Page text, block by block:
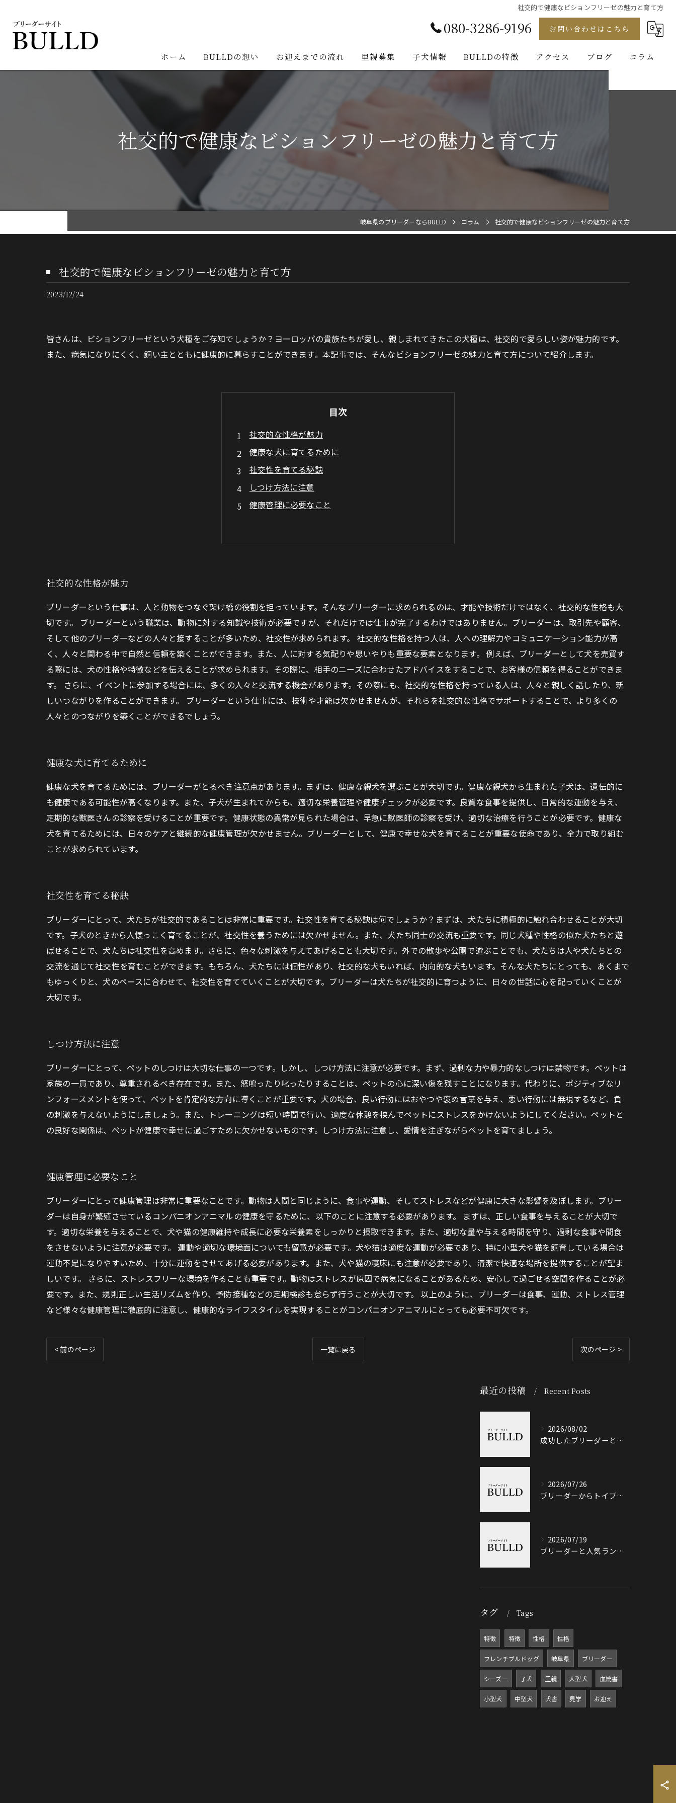
社交的で健康なビションフリーゼの魅力と育て方
080-3286-9196 お問い合わせはこちら
ホーム BULLDの想い お迎えまでの流れ 里親募集 子犬情報 BULLDの特徴
ビションフリーゼ
アクセス ブログ コラム
社交的で健康なビションフリーゼの魅力と育て方
岐阜県のブリーダーならBULLD コラム 社交的で健康なビションフリーゼの魅力と育て方
社交的で健康なビションフリーゼの魅力と育て方
2023/12/24
皆さんは、ビションフリーゼという犬種をご存知でしょうか？ヨーロッパの貴族たちが愛し、親しまれてきたこの犬種は、社交的で愛らしい姿が魅力的です。
また、病気になりにくく、飼い主とともに健康的に暮らすことができます。本記事では、そんなビションフリーゼの魅力と育て方について紹介します。
目次
社交的な性格が魅力
健康な犬に育てるために
社交性を育てる秘訣
しつけ方法に注意
健康管理に必要なこと
社交的な性格が魅力
ブリーダーという仕事は、人と動物をつなぐ架け橋の役割を担っています。そんなブリーダーに求められるのは、才能や技術だけではなく、社交的な性格も大
切です。 ブリーダーという職業は、動物に対する知識や技術が必要ですが、それだけでは仕事が完了するわけではありません。ブリーダーは、取引先や顧客、
そして他のブリーダーなどの人々と接することが多いため、社交性が求められます。 社交的な性格を持つ人は、人への理解力やコミュニケーション能力が高
く、人々と関わる中で自然と信頼を築くことができます。また、人に対する気配りや思いやりも重要な要素となります。 例えば、ブリーダーとして犬を売買す
る際には、犬の性格や特徴などを伝えることが求められます。その際に、相手のニーズに合わせたアドバイスをすることで、お客様の信頼を得ることができま
す。 さらに、イベントに参加する場合には、多くの人々と交流する機会があります。その際にも、社交的な性格を持っている人は、人々と親しく話したり、新
しいつながりを作ることができます。 ブリーダーという仕事には、技術や才能は欠かせませんが、それらを社交的な性格でサポートすることで、より多くの
人々とのつながりを築くことができるでしょう。
健康な犬に育てるために
健康な犬を育てるためには、ブリーダーがとるべき注意点があります。まずは、健康な親犬を選ぶことが大切です。健康な親犬から生まれた子犬は、遺伝的に
も健康である可能性が高くなります。また、子犬が生まれてからも、適切な栄養管理や健康チェックが必要です。良質な食事を提供し、日常的な運動を与え、
定期的な獣医さんの診察を受けることが重要です。健康状態の異常が見られた場合は、早急に獣医師の診察を受け、適切な治療を行うことが必要です。健康な
犬を育てるためには、日々のケアと継続的な健康管理が欠かせません。ブリーダーとして、健康で幸せな犬を育てることが重要な使命であり、全力で取り組む
ことが求められています。
社交性を育てる秘訣
ブリーダーにとって、犬たちが社交的であることは非常に重要です。社交性を育てる秘訣は何でしょうか？まずは、犬たちに積極的に触れ合わせることが大切
です。子犬のときから人懐っこく育てることが、社交性を養うためには欠かせません。また、犬たち同士の交流も重要です。同じ犬種や性格の似た犬たちと遊
ばせることで、犬たちは社交性を高めます。さらに、色々な刺激を与えてあげることも大切です。外での散歩や公園で遊ぶことでも、犬たちは人や犬たちとの
交流を通じて社交性を育むことができます。もちろん、犬たちには個性があり、社交的な犬もいれば、内向的な犬もいます。そんな犬たちにとっても、あくまで
もゆっくりと、犬のペースに合わせて、社交性を育てていくことが大切です。ブリーダーは犬たちが社交的に育つように、日々の世話に心を配っていくことが
大切です。
しつけ方法に注意
ブリーダーにとって、ペットのしつけは大切な仕事の一つです。しかし、しつけ方法に注意が必要です。まず、過剰な力や暴力的なしつけは禁物です。ペットは
家族の一員であり、尊重されるべき存在です。また、怒鳴ったり叱ったりすることは、ペットの心に深い傷を残すことになります。代わりに、ポジティブなリ
ンフォースメントを使って、ペットを肯定的な方向に導くことが重要です。犬の場合、良い行動にはおやつや褒め言葉を与え、悪い行動には無視するなど、負
の刺激を与えないようにしましょう。また、トレーニングは短い時間で行い、適度な休憩を挟んでペットにストレスをかけないようにしてください。ペットと
の良好な関係は、ペットが健康で幸せに過ごすために欠かせないものです。しつけ方法に注意し、愛情を注ぎながらペットを育てましょう。
健康管理に必要なこと
ブリーダーにとって健康管理は非常に重要なことです。動物は人間と同じように、食事や運動、そしてストレスなどが健康に大きな影響を及ぼします。ブリー
ダーは自身が繁殖させているコンパニオンアニマルの健康を守るために、以下のことに注意する必要があります。 まずは、正しい食事を与えることが大切で
す。適切な栄養を与えることで、犬や猫の健康維持や成長に必要な栄養素をしっかりと摂取できます。また、適切な量や与える時間を守り、過剰な食事や間食
をさせないように注意が必要です。 運動や適切な環境面についても留意が必要です。犬や猫は適度な運動が必要であり、特に小型犬や猫を飼育している場合は
運動不足になりやすいため、十分に運動をさせてあげる必要があります。また、犬や猫の寝床にも注意が必要であり、清潔で快適な場所を提供することが望ま
しいです。 さらに、ストレスフリーな環境を作ることも重要です。動物はストレスが原因で病気になることがあるため、安心して過ごせる空間を作ることが必
要です。また、規則正しい生活リズムを作り、予防接種などの定期検診も怠らず行うことが大切です。 以上のように、ブリーダーは食事、運動、ストレス管理
など様々な健康管理に徹底的に注意し、健康的なライフスタイルを実現することがコンパニオンアニマルにとっても必要不可欠です。
< 前のページ 一覧に戻る 次のページ >
最近の投稿 Recent Posts
2026/08/02
成功したブリーダーと岐阜県加茂郡八百津町で信頼できる出会い方徹底ガイド
2026/07/26
ブリーダーからトイプードルを迎える前に知っておきたい選び方と価格相場のポイント
2026/07/19
ブリーダーと人気ランキングで土岐市の選び方や信頼性を徹底解説
タグ Tags
特徴 特徴 性格 性格
フレンチブルドッグ 岐阜県 ブリーダー
シーズー 子犬 里親 大型犬 血統書
小型犬 中型犬 犬舎 見学 お迎え